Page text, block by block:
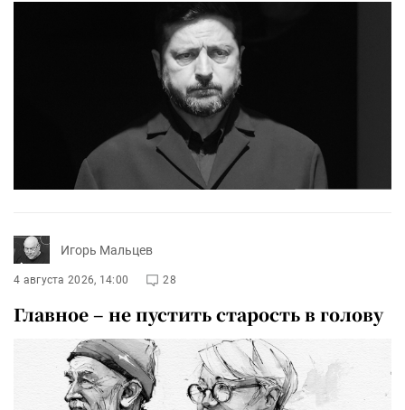
Игорь Мальцев
4 августа 2026, 14:00 28
Главное – не пустить старость в голову